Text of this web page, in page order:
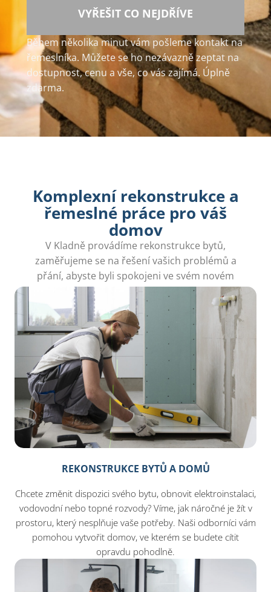
VYŘEŠIT CO NEJDŘÍVE
Během několika minut vám pošleme kontakt na
řemeslníka. Můžete se ho nezávazně zeptat na
dostupnost, cenu a vše, co vás zajímá. Úplně
zdarma.
Komplexní rekonstrukce a
řemeslné práce pro váš
domov
V Kladně provádíme rekonstrukce bytů,
zaměřujeme se na řešení vašich problémů a
přání, abyste byli spokojeni ve svém novém
prostoru.
REKONSTRUKCE BYTŮ A DOMŮ
Chcete změnit dispozici svého bytu, obnovit elektroinstalaci,
vodovodní nebo topné rozvody? Víme, jak náročné je žít v
prostoru, který nesplňuje vaše potřeby. Naši odborníci vám
pomohou vytvořit domov, ve kterém se budete cítit
opravdu pohodlně.